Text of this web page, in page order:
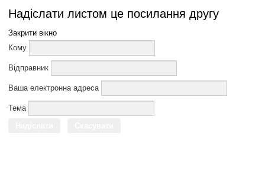
Надіслати листом це посилання другу
Закрити вікно
Кому
Відправник
Ваша електронна адреса
Тема